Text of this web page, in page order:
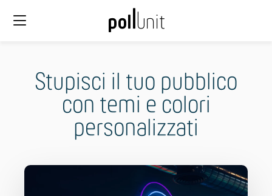
Stupisci il tuo pubblico
con temi e colori
personalizzati